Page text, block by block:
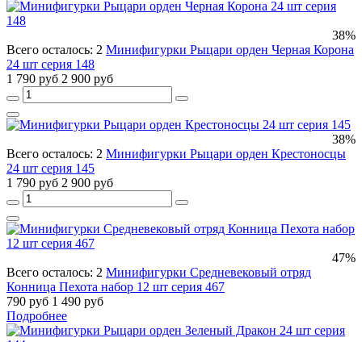
38%
Всего осталось: 2 Минифигурки Рыцари орден Черная Корона
24 шт серия 148
1 790 руб 2 900 руб
38%
Всего осталось: 2 Минифигурки Рыцари орден Крестоносцы
24 шт серия 145
1 790 руб 2 900 руб
47%
Всего осталось: 2 Минифигурки Средневековый отряд
Конница Пехота набор 12 шт серия 467
790 руб 1 490 руб
Подробнее